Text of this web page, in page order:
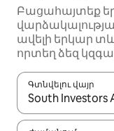
Բացահայտեք
ավելի երկար
որտեղ ձեզ
Գտնվելու վայր
Երբ